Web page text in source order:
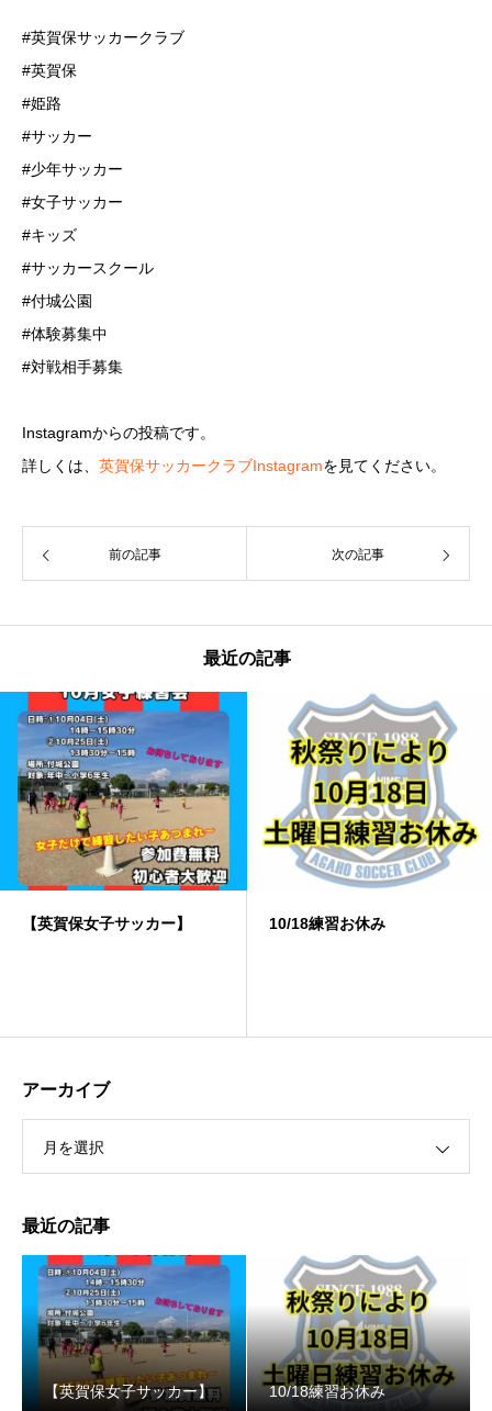
#英賀保サッカークラブ
#英賀保
#姫路
#サッカー
#少年サッカー
#女子サッカー
#キッズ
#サッカースクール
#付城公園
#体験募集中
#対戦相手募集
Instagramからの投稿です。
詳しくは、 英賀保サッカークラブInstagramを見てください。
前の記事 次の記事
最近の記事
10/18練習お休み ️雨天中止
アーカイブ
月を選択
最近の記事
【英賀保女子サッカー】 10/18練習お休み